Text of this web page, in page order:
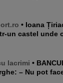
• Ioana Țiriac, vacanță de mega –
un castel unde
lacrimi • BANCUL ZILEI. Badea
– Nu pot